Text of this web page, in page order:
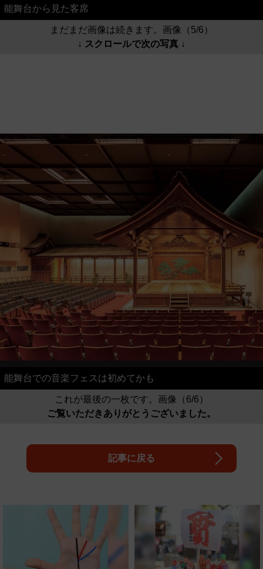
能舞台から見た客席
まだまだ画像は続きます。画像（5/6）
↓ スクロールで次の写真 ↓
能舞台での音楽フェスは初めてかも
これが最後の一枚です。画像（6/6）
ご覧いただきありがとうございました。
記事に戻る